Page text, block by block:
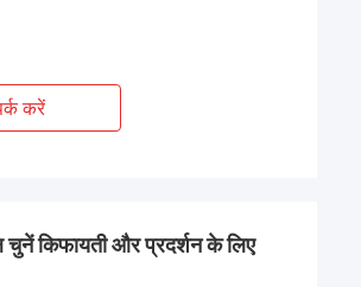
करें
चुनें किफायती और प्रदर्शन के लिए